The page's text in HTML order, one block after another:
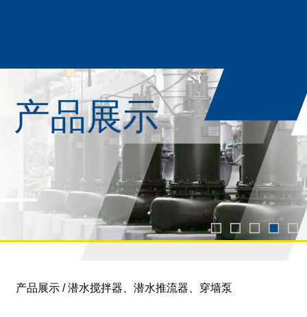
产品展示
产品展示/ 潜水搅拌器、潜水推流器、穿墙泵